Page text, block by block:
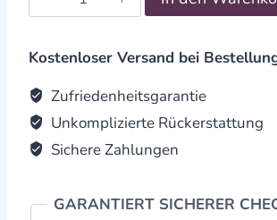
Blume
Lebens
d30mm
transparent
/
silber
Kostenloser Versand bei
Zufriedenheitsgarantie
Unkomplizierte Rückerstattung
Sichere Zahlungen
GARANTIERT SICHERER